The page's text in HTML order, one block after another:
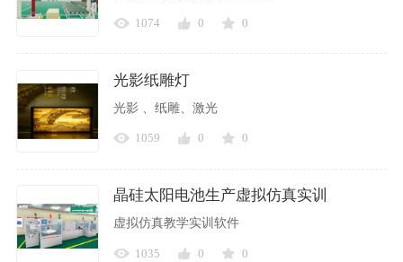
1074 0 0
光影纸雕灯
光影 、纸雕、激光
1059 0 0
晶硅太阳电池生产虚拟仿真实训
虚拟仿真教学实训软件
1035 0 0